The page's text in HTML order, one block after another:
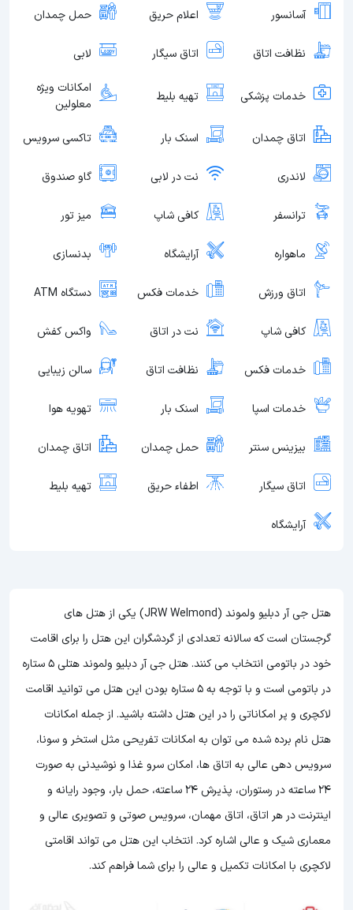
آسانسور اعلام حریق حمل چمدان
نظافت اتاق اتاق سیگار لابی
خدمات پزشکی تهیه بلیط
امکانات ویژه
معلولین
اتاق چمدان اسنک بار تاکسی سرویس
لاندری نت در لابی گاو صندوق
ترانسفر کافی شاپ میز تور
ماهواره آرایشگاه بدنسازی
اتاق ورزش خدمات فکس دستگاه ATM
کافی شاپ نت در اتاق واکس کفش
خدمات فکس نظافت اتاق سالن زیبایی
خدمات اسپا اسنک بار تهویه هوا
بیزینس سنتر حمل چمدان اتاق چمدان
اتاق سیگار اطفاء حریق تهیه بلیط
آرایشگاه
هتل جی آر دبلیو ولموند (JRW Welmond) یکی از هتل های
گرجستان است که سالانه تعدادی از گردشگران این هتل را برای اقامت
خود در باتومی انتخاب می کنند. هتل جی آر دبلیو ولموند هتلی 5 ستاره
در باتومی است و با توجه به 5 ستاره بودن این هتل
می توانید اقامت
لاکچری و پر امکاناتی را در این هتل داشته باشید. از جمله امکانات
هتل نام برده شده می توان به امکانات تفریحی مثل استخر و سونا،
سرویس دهی عالی به اتاق ها، امکان سرو غذا و نوشیدنی به صورت
24 ساعته در رستوران، پذیرش 24 ساعته، حمل بار، وجود رایانه و
اینترنت در هر اتاق، اتاق مهمان، سرویس صوتی و تصویری عالی و
معماری شیک و عالی اشاره کرد. انتخاب این هتل می تواند اقامتی
لاکچری با امکانات تکمیل و عالی را برای شما فراهم کند.